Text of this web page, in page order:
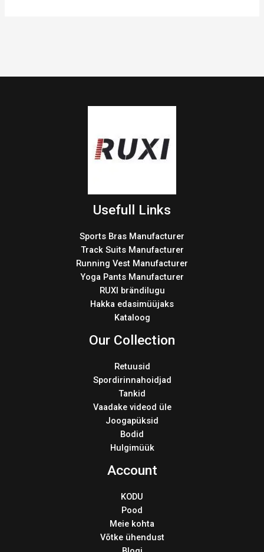
Usefull Links
Sports Bras Manufacturer
Track Suits Manufacturer
Running Vest Manufacturer
Yoga Pants Manufacturer
RUXI brändilugu
Hakka edasimüüjaks
Kataloog
Our Collection
Retuusid
Spordirinnahoidjad
Tankid
Vaadake videod üle
Joogapüksid
Bodid
Hulgimüük
Account
KODU
Pood
Meie kohta
Võtke ühendust